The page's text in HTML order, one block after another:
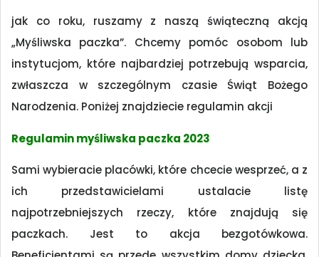
jak co roku, ruszamy z naszą świąteczną akcją
„Myśliwska paczka”. Chcemy pomóc osobom lub
instytucjom, które najbardziej potrzebują wsparcia,
zwłaszcza w szczególnym czasie Świąt Bożego
Narodzenia. Poniżej znajdziecie regulamin akcji
Regulamin myśliwska paczka 2023
Sami wybieracie placówki, które chcecie wesprzeć, a z
ich przedstawicielami ustalacie listę
najpotrzebniejszych rzeczy, które znajdują się
paczkach. Jest to akcja bezgotówkowa.